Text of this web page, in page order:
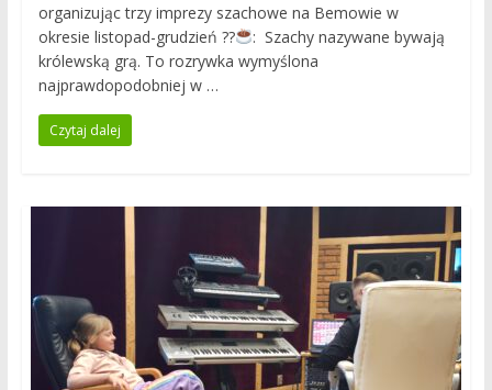
organizując trzy imprezy szachowe na Bemowie w
okresie listopad-grudzień ??
: Szachy nazywane bywają
królewską grą. To rozrywka wymyślona
najprawdopodobniej w …
Czytaj dalej